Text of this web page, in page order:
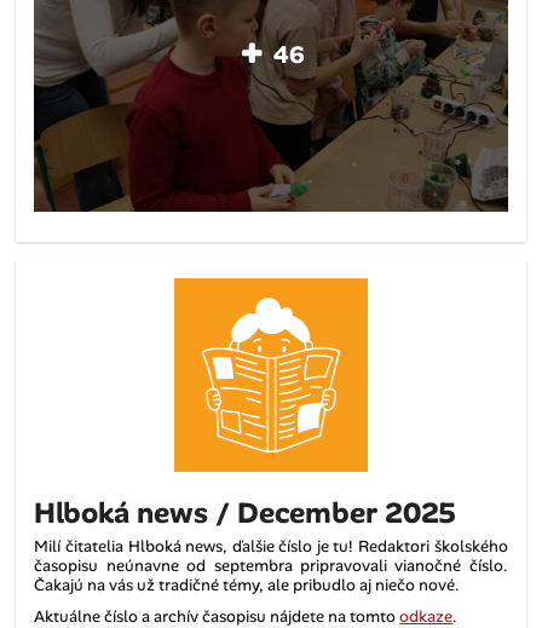
46
Hlboká news / December 2025
Milí čitatelia Hlboká news, ďalšie číslo je tu! Redaktori školského
časopisu neúnavne od septembra pripravovali vianočné číslo.
Čakajú na vás už tradičnétémy, ale pribudlo aj niečo nové.
Aktuálne číslo a archív časopisu nájdete na tomtoodkaze.